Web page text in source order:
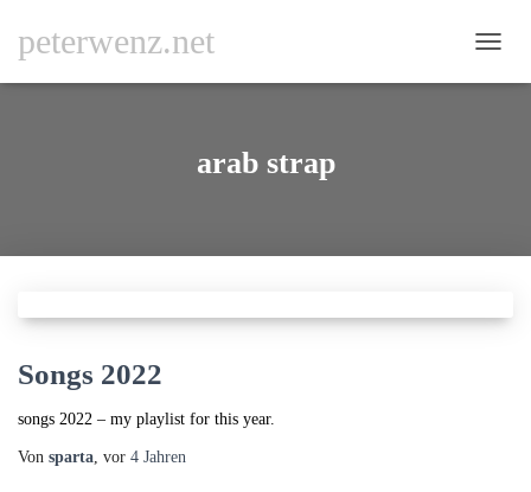
peterwenz.net
arab strap
Songs 2022
songs 2022 – my playlist for this year.
Von sparta, vor 4 Jahren